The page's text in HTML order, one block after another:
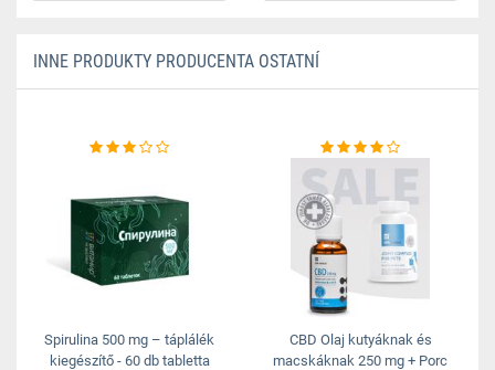
INNE PRODUKTY PRODUCENTA OSTATNÍ
Spirulina 500 mg – táplálék
kiegészítő - 60 db tabletta
CBD Olaj kutyáknak és
macskáknak 250 mg + Porc